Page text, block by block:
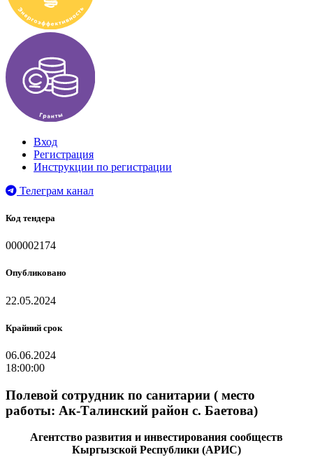
Вход
Регистрация
Инструкции по регистрации
Телеграм канал
Код тендера
000002174
Опубликовано
22.05.2024
Крайний срок
06.06.2024
18:00:00
Полевой сотрудник по санитарии ( место
работы: Ак-Талинский район с. Баетова)
Агентство развития и инвестирования сообществ
Кыргызской Республики (АРИС)